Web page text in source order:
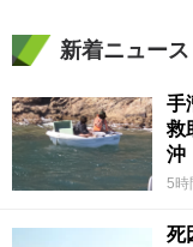
新着ニュース
手
救
沖
5時
死